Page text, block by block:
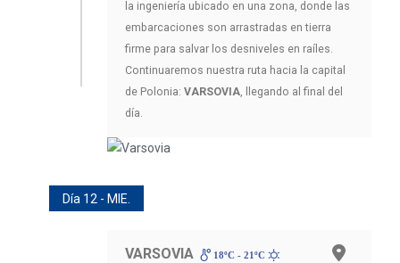
la ingeniería ubicado en una zona, donde las
embarcaciones son arrastradas en tierra
firme para salvar los desniveles en raíles.
Continuaremos nuestra ruta hacia la capital
de Polonia: VARSOVIA , llegando al final del
día.
Día 12 - MIE.
VARSOVIA 18ºC - 21ºC